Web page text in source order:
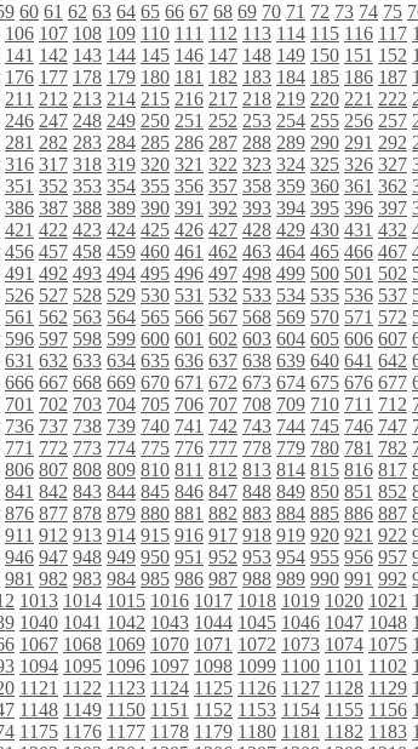
60 61 62 63 64 65 66 67 68 69 70 71 72 73 74 75
106 107 108 109 110 111 112 113 114 115 116 117
141 142 143 144 145 146 147 148 149 150 151 152
176 177 178 179 180 181 182 183 184 185 186 187
211 212 213 214 215 216 217 218 219 220 221 222
246 247 248 249 250 251 252 253 254 255 256 257
281 282 283 284 285 286 287 288 289 290 291 292
316 317 318 319 320 321 322 323 324 325 326 327
351 352 353 354 355 356 357 358 359 360 361 362
386 387 388 389 390 391 392 393 394 395 396 397
421 422 423 424 425 426 427 428 429 430 431 432
456 457 458 459 460 461 462 463 464 465 466 467
491 492 493 494 495 496 497 498 499 500 501 502
526 527 528 529 530 531 532 533 534 535 536 537
561 562 563 564 565 566 567 568 569 570 571 572
596 597 598 599 600 601 602 603 604 605 606 607
631 632 633 634 635 636 637 638 639 640 641 642
666 667 668 669 670 671 672 673 674 675 676 677
701 702 703 704 705 706 707 708 709 710 711 712
736 737 738 739 740 741 742 743 744 745 746 747
771 772 773 774 775 776 777 778 779 780 781 782
806 807 808 809 810 811 812 813 814 815 816 817
841 842 843 844 845 846 847 848 849 850 851 852
876 877 878 879 880 881 882 883 884 885 886 887
911 912 913 914 915 916 917 918 919 920 921 922
946 947 948 949 950 951 952 953 954 955 956 957
981 982 983 984 985 986 987 988 989 990 991 992
1013 1014 1015 1016 1017 1018 1019 1020 1021
1040 1041 1042 1043 1044 1045 1046 1047 1048
1067 1068 1069 1070 1071 1072 1073 1074 1075
1094 1095 1096 1097 1098 1099 1100 1101 1102
1121 1122 1123 1124 1125 1126 1127 1128 1129
1148 1149 1150 1151 1152 1153 1154 1155 1156
1175 1176 1177 1178 1179 1180 1181 1182 1183